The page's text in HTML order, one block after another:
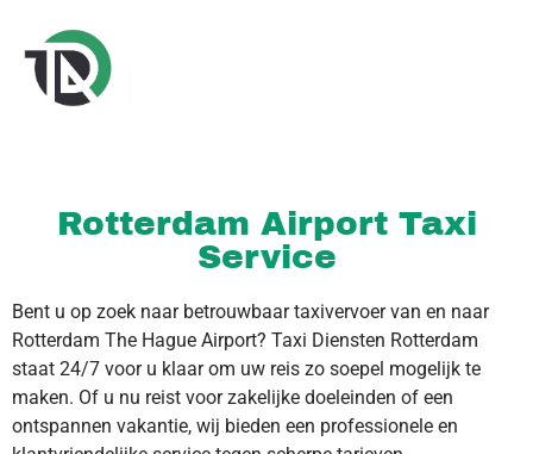
Rotterdam Airport Taxi
Service
Bent u op zoek naar betrouwbaar taxivervoer van en naar
Rotterdam The Hague Airport? Taxi Diensten Rotterdam
staat 24/7 voor u klaar om uw reis zo soepel mogelijk te
maken. Of u nu reist voor zakelijke doeleinden of een
ontspannen vakantie, wij bieden een professionele en